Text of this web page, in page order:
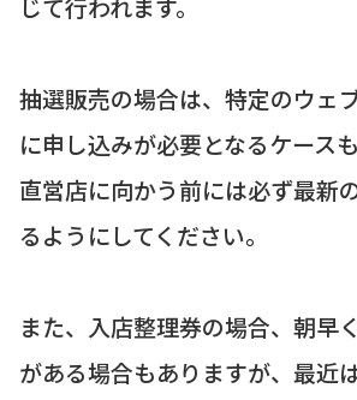
じて行われます。
抽選販売の場合は、特定のウェ
に申し込みが必要となるケース
直営店に向かう前には必ず最新
るようにしてください。
また、入店整理券の場合、朝早
がある場合もありますが、最近